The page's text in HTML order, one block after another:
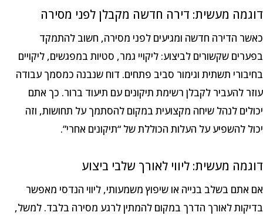
דוגמה מעשית: דירה חדשה מקבלן לפני מסירה
כאשר הדירה חדשה ומגיעים לפני מסירה, חשוב להתמקד
בפערים שקשורים לביצוע: ליקויי גמר, סטיות במפגשים, ליקויים
בחיבורי תשתית וגימור סביב פתחים. דוח שנבנה כמסמך עבודה
עוזר להעביר לקבלן רשימת תיקונים עם תיעוד ברור. כך אתם
יכולים לנהל שיחה מקצועית במקום להסתמך על תחושות, וזה
יכול להשפיע על העלות הכוללת של “תיקונים אחרי”.
דוגמה מעשית: ליווי לאורך שלבי ביצוע
אם אתם בשלב בנייה או שיפוץ משמעותי, ליווי הנדסי מאפשר
בדיקות לאורך הדרך במקום להמתין לרגע מסירה בלבד. למשל,